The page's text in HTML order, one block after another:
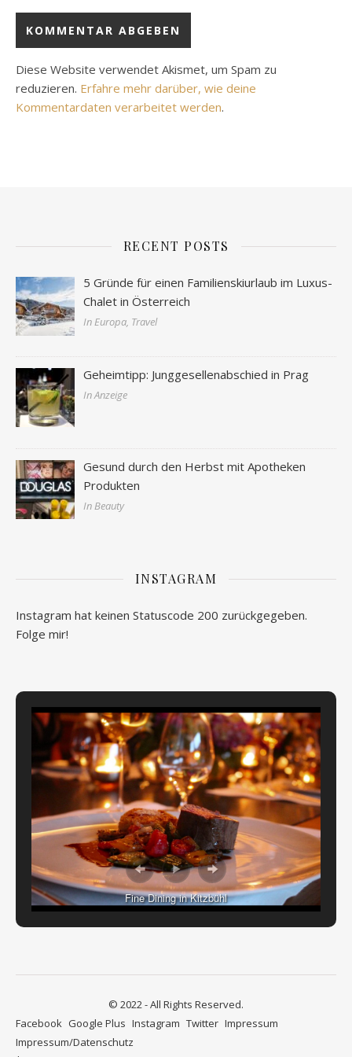
Diese Website verwendet Akismet, um Spam zu
reduzieren. Erfahre mehr darüber, wie deine
Kommentardaten verarbeitet werden.
RECENT POSTS
5 Gründe für einen Familienskiurlaub im Luxus-
Chalet in Österreich
In Europa, Travel
Geheimtipp: Junggesellenabschied in Prag
In Anzeige
Gesund durch den Herbst mit Apotheken
Produkten
In Beauty
INSTAGRAM
Instagram hat keinen Statuscode 200 zurückgegeben.
Folge mir!
Fine Dining in Kitzbühl
© 2022 - All Rights Reserved.
Facebook Google Plus Instagram Twitter Impressum
Impressum/Datenschutz